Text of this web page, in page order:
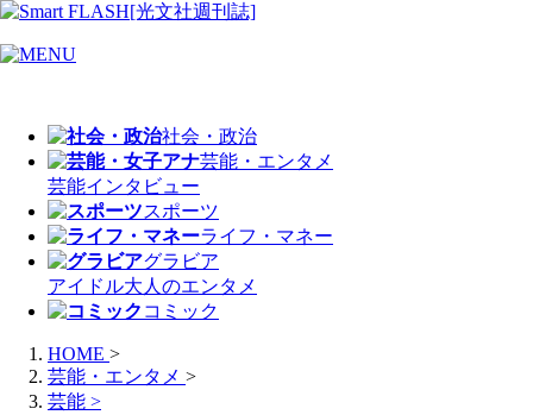
社会・政治
芸能・エンタメ
芸能インタビュー
スポーツ
ライフ・マネー
グラビア
アイドル大人のエンタメ
コミック
HOME >
芸能・エンタメ >
芸能 >